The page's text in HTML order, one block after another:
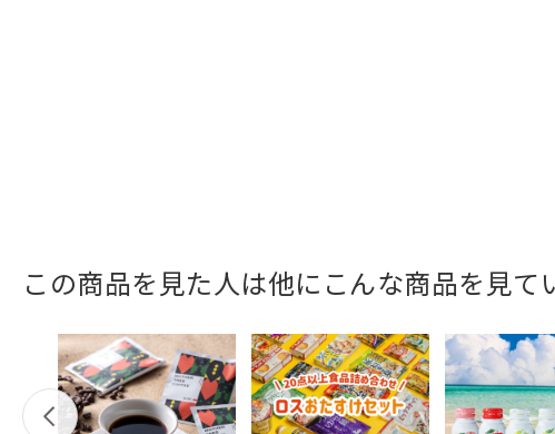
この商品を見た人は他にこんな商品を見て